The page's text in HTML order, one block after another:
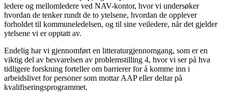
ledere og mellomledere ved NAV-kontor, hvor vi undersøker
hvordan de tenker rundt de to ytelsene, hvordan de opplever
forholdet til kommuneledelsen, og til sine veiledere, når det gjelder
ytelsene vi er opptatt av.
Endelig har vi gjennomført en litteraturgjennomgang, som er en
viktig del av besvarelsen av problemstilling 4, hvor vi ser på hva
tidligere forskning forteller om barrierer for å komme inn i
arbeidslivet for personer som mottar AAP eller deltar på
kvalifiseringsprogrammet.